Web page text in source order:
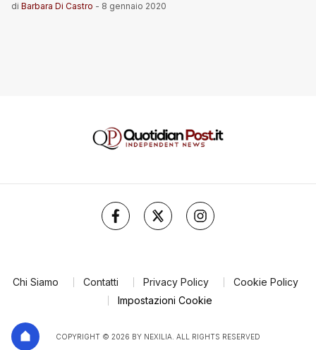
di Barbara Di Castro - 8 gennaio 2020
Chi Siamo Contatti Privacy Policy
Cookie Policy
Impostazioni Cookie
COPYRIGHT © 2026 BY NEXILIA. ALL RIGHTS RESERVED